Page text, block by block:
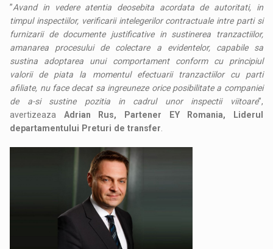
”Avand in vedere atentia deosebita acordata de autoritati, in
timpul inspectiilor, verificarii intelegerilor contractuale intre parti si
furnizarii de documente justificative in sustinerea tranzactiilor,
amanarea procesului de colectare a evidentelor, capabile sa
sustina adoptarea unui comportament conform cu principiul
valorii de piata la momentul efectuarii tranzactiilor cu parti
afiliate, nu face decat sa ingreuneze orice posibilitate a companiei
de a-si sustine pozitia in cadrul unor inspectii viitoare”,
avertizeaza Adrian Rus, Partener EY Romania, Liderul
departamentului Preturi de transfer